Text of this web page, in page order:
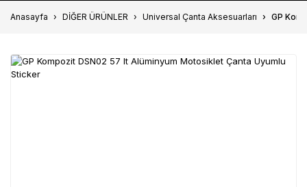
Anasayfa DİĞER ÜRÜNLER Universal Çanta Aksesuarları GP